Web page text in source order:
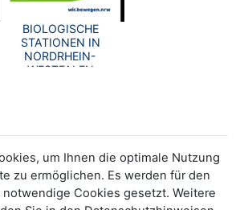
BIOLOGISCHE
STATIONEN IN
NORDRHEIN-
WESTFALEN
um Ihnen die optimale Nutzung
zu ermöglichen. Es werden für den
notwendige Cookies gesetzt. Weitere